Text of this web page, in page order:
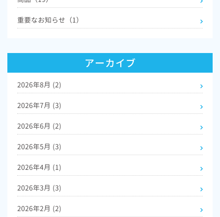
重要なお知らせ（1）
アーカイブ
2026年8月 (2)
2026年7月 (3)
2026年6月 (2)
2026年5月 (3)
2026年4月 (1)
2026年3月 (3)
2026年2月 (2)